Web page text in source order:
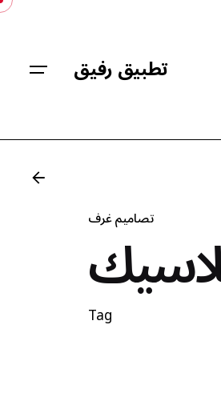
Skip
تطبيق رفيق
تصاميم غرف
Tag